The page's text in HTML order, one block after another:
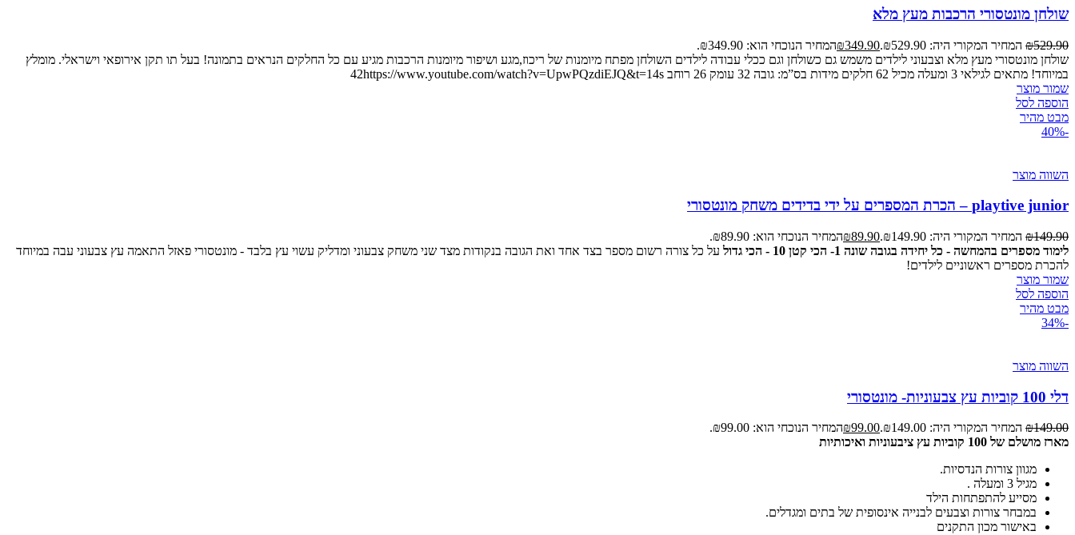
שולחן מונטסורי הרכבות מעץ מלא
₪529.90 המחיר המקורי היה: ₪529.90. ₪349.90
המחיר הנוכחי הוא: ₪349.90.
שולחן מונטסורי מעץ מלא וצבעוני לילדים משמש גם כשולחן וגם ככלי עבודה לילדים השולחן מפתח מיומנות של ריכוז,מגע ושיפור מיומנות הרכבות מגיע עם כל החלקים הנראים בתמונה! בעל תו תקן אירופאי וישראלי. מומלץ
במיוחד! מתאים לגילאי 3 ומעלה מכיל 62 חלקים מידות בס”מ: גובה 32 עומק 26 רוחב 42https://www.youtube.com/watch?v=UpwPQzdiEJQ&t=14s
שמור מוצר
הוספה לסל
מבט מהיר
-40%
השווה מוצר
playtive junior – הכרת המספרים על ידי בדידים משחק מונטסורי
₪149.90 המחיר המקורי היה: ₪149.90. ₪89.90
המחיר הנוכחי הוא: ₪89.90.
לימוד מספרים בהמחשה - כל יחידה בגובה שונה 1- הכי קטן 10 - הכי גדול
על כל צורה רשום מספר בצד אחד ואת הגובה בנקודות מצד שני משחק צבעוני ומדליק עשוי עץ בלבד - מונטסורי פאזל התאמה עץ צבעוני עבה במיוחד
להכרת מספרים ראשוניים לילדים!
שמור מוצר
הוספה לסל
מבט מהיר
-34%
השווה מוצר
דלי 100 קוביות עץ צבעוניות- מונטסורי
₪149.00 המחיר המקורי היה: ₪149.00. ₪99.00
המחיר הנוכחי הוא: ₪99.00.
מארז מושלם של 100 קוביות עץ ציבעוניות ואיכותיות
מגוון צורות הנדסיות.
מגיל 3 ומעלה .
מסייע להתפתחות הילד
במבחר צורות וצבעים לבנייה אינסופית של בתים ומגדלים.
באישור מכון התקנים